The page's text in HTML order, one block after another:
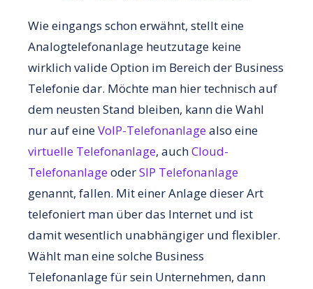
Wie eingangs schon erwähnt, stellt eine
Analogtelefonanlage heutzutage keine
wirklich valide Option im Bereich der Business
Telefonie dar. Möchte man hier technisch auf
dem neusten Stand bleiben, kann die Wahl
nur auf eineVoIP-Telefonanlagealso eine
virtuelle Telefonanlage, auchCloud-
TelefonanlageoderSIP Telefonanlage
genannt, fallen. Mit einer Anlage dieser Art
telefoniert man über das Internet und ist
damit wesentlich unabhängiger und flexibler.
Wählt man eine solche Business
Telefonanlage für sein Unternehmen, dann